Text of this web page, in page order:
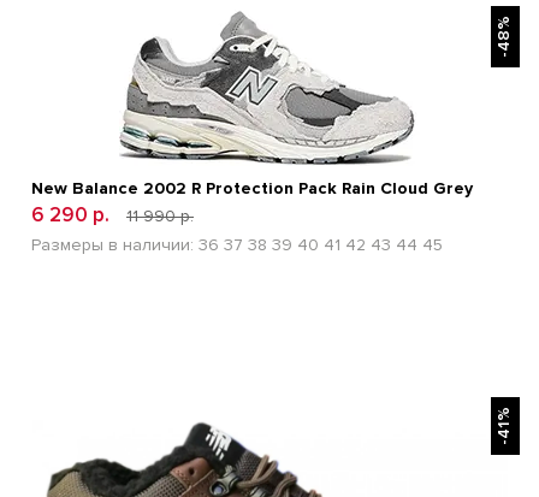
-48%
New Balance 2002 R Protection Pack Rain Cloud Grey
6 290 р.
11 990 р.
Размеры в наличии: 36 37 38 39 40 41 42 43 44 45
-41%